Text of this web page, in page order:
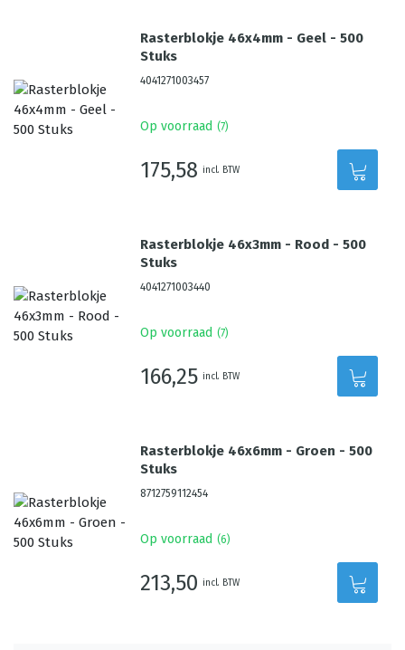
Rasterblokje 46x4mm - Geel - 500
Stuks
4041271003457
Op voorraad (7)
175,58 incl. BTW
Rasterblokje 46x3mm - Rood - 500
Stuks
4041271003440
Op voorraad (7)
166,25 incl. BTW
Rasterblokje 46x6mm - Groen - 500
Stuks
8712759112454
Op voorraad (6)
213,50 incl. BTW